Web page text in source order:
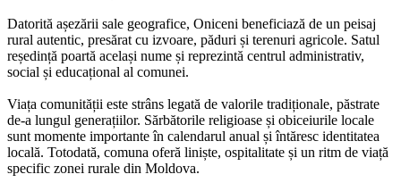
Datorită așezării sale geografice, Oniceni beneficiază de un peisaj
rural autentic, presărat cu izvoare, păduri și terenuri agricole. Satul
reședință poartă același nume și reprezintă centrul administrativ,
social și educațional al comunei.
Viața comunității este strâns legată de valorile tradiționale, păstrate
de-a lungul generațiilor. Sărbătorile religioase și obiceiurile locale
sunt momente importante în calendarul anual și întăresc identitatea
locală. Totodată, comuna oferă liniște, ospitalitate și un ritm de viață
specific zonei rurale din Moldova.